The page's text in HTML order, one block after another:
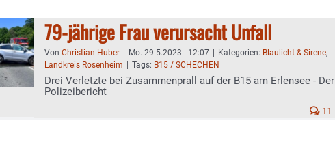
79-jährige Frau verursacht Unfall
Von Christian Huber Mo. 29.5.2023 - 12:07 Kategorien: Blaulicht & Sirene,
Landkreis Rosenheim
Tags: B15 / SCHECHEN
Drei Verletzte bei Zusammenprall auf der B15 am Erlensee - Der
Polizeibericht
11